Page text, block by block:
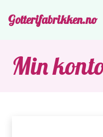
Gotterifabrikken.no
Min